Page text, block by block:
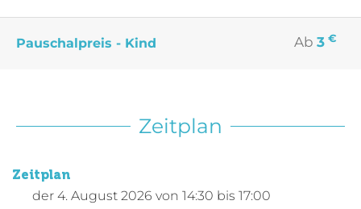
Pauschalpreis - Kind Ab 3 €
Zeitplan
Zeitplan
der 4. August 2026 von 14:30 bis 17:00